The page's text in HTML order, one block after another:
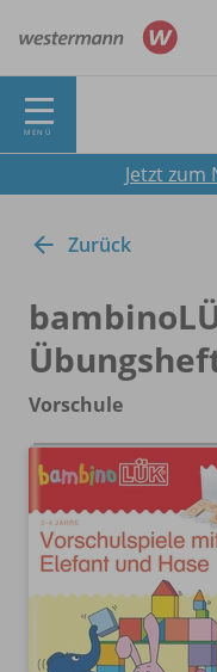
MENÜ
Jetzt
Zurück
Vorschule